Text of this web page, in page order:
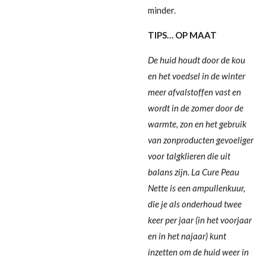
minder.
TIPS… OP MAAT
De huid houdt door de kou
en het voedsel in de winter
meer afvalstoffen vast en
wordt in de zomer door de
warmte, zon en het gebruik
van zonproducten gevoeliger
voor talgklieren die uit
balans zijn. La Cure Peau
Nette is een ampullenkuur,
die je als onderhoud twee
keer per jaar (in het voorjaar
en in het najaar) kunt
inzetten om de huid weer in